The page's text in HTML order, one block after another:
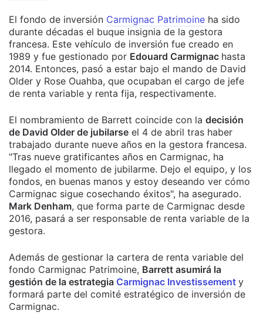
El fondo de inversión Carmignac Patrimoine ha sido
durante décadas el buque insignia de la gestora
francesa. Este vehículo de inversión fue creado en
1989 y fue gestionado por Edouard Carmignac hasta
2014. Entonces, pasó a estar bajo el mando de David
Older y Rose Ouahba, que ocupaban el cargo de jefe
de renta variable y renta fija, respectivamente.
El nombramiento de Barrett coincide con la decisión
de David Older de jubilarse el 4 de abril tras haber
trabajado durante nueve años en la gestora francesa.
"Tras nueve gratificantes años en Carmignac, ha
llegado el momento de jubilarme. Dejo el equipo, y los
fondos, en buenas manos y estoy deseando ver cómo
Carmignac sigue cosechando éxitos", ha asegurado.
Mark Denham, que forma parte de Carmignac desde
2016, pasará a ser responsable de renta variable de la
gestora.
Además de gestionar la cartera de renta variable del
fondo Carmignac Patrimoine, Barrett asumirá la
gestión de la estrategia Carmignac Investissement y
formará parte del comité estratégico de inversión de
Carmignac.